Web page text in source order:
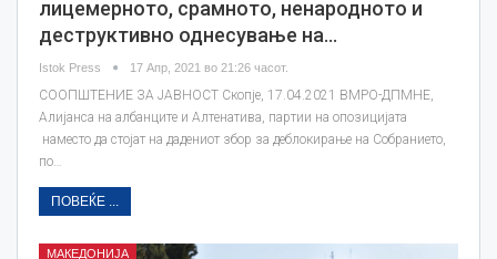
лицемерното, срамното, ненародното и
деструктивно однесување на…
Istok Press 17 Апр, 2021 во 21:26 часот.
СООПШТЕНИЕ ЗА ЈАВНОСТ Скопје, 17.04.2021 ВМРО-ДПМНЕ,
Алијанса на албанците и Алтенатива, партии на опозицијата
наместо да стојат на дадениот збор за деблокирање на Собранието,
по…
ПОВЕЌЕ ...
МАКЕДОНИЈА